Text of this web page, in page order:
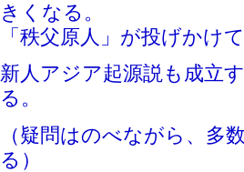
きくなる。
「秩父原人」が投げかけ
新人アジア起源説も成立
る。
（疑問はのべながら、多
る）